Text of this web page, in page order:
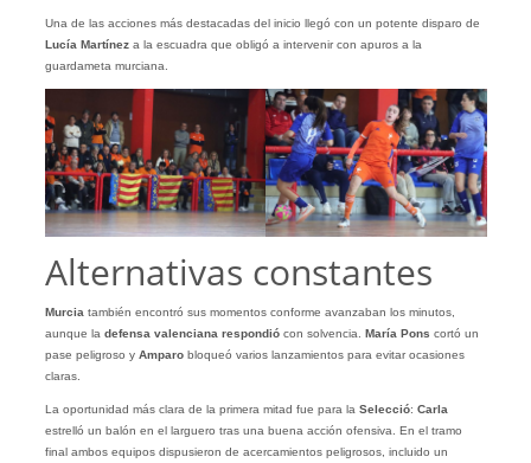
Una de las acciones más destacadas del inicio llegó con un potente disparo de
Lucía Martíneza la escuadra que obligó a intervenir con apuros a la
guardameta murciana.
Alternativas constantes
Murcia también encontró sus momentos conforme avanzaban los minutos,
aunque la defensa valenciana respondiócon solvencia. María Pons cortó un
pase peligroso y Amparobloqueó varios lanzamientos para evitar ocasiones
claras.
La oportunidad más clara de la primera mitad fue para la Selecció: Carla
estrelló un balón en el larguero tras una buena acción ofensiva. En el tramo
final ambos equipos dispusieron de acercamientos peligrosos, incluido un